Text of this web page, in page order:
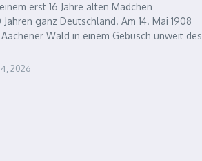
erst 16 Jahre alten Mädchen
ganz Deutschland. Am 14. Mai 1908
Wald in einem Gebüsch unweit des
2026